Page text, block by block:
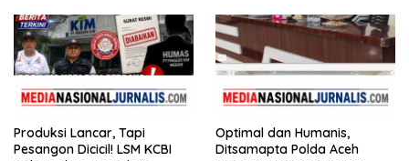
Produksi Lancar, Tapi
Pesangon Dicicil! LSM KCBI
Optimal dan Humanis,
Ditsamapta Polda Aceh